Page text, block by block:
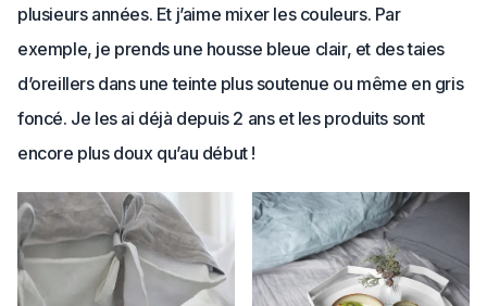
plusieurs années. Et j’aime mixer les couleurs. Par
exemple, je prends une housse bleue clair, et des taies
d’oreillers dans une teinte plus soutenue ou même en gris
foncé. Je les ai déjà depuis 2 ans et les produits sont
encore plus doux qu’au début !